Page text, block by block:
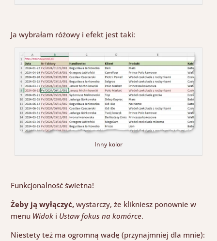
Ja wybrałam różowy i efekt jest taki:
Inny kolor
Funkcjonalność świetna!
Żeby ją wyłączyć, wystarczy, że klikniesz ponownie w
menu Widok i Ustaw fokus na komórce.
Niestety też ma ogromną wadę (przynajmniej dla mnie):